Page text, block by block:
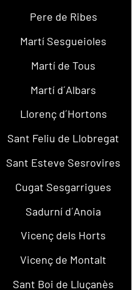
Pere de Ribes
Martí Sesgueioles
Martí de Tous
Martí d´Albars
Llorenç d´Hortons
Sant Feliu de Llobregat
Sant Esteve Sesrovires
Cugat Sesgarrigues
Sadurní d´Anoia
Vicenç dels Horts
Vicenç de Montalt
Sant Boi de Lluçanès